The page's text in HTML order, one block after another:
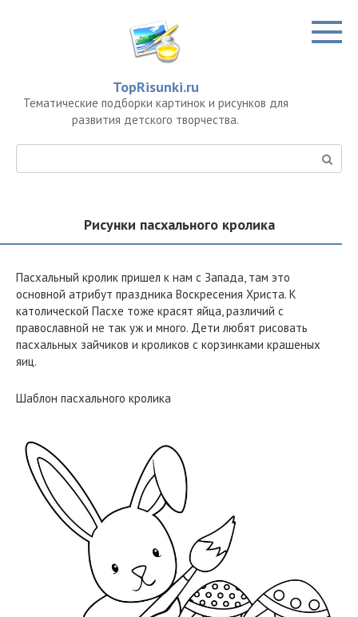
TopRisunki.ru
Тематические подборки картинок и рисунков для
развития детского творчества.
Рисунки пасхального кролика
Пасхальный кролик пришел к нам с Запада, там это
основной атрибут праздника Воскресения Христа. К
католической Пасхе тоже красят яйца, различий с
православной не так уж и много. Дети любят рисовать
пасхальных зайчиков и кроликов с корзинками крашеных
яиц.
Шаблон пасхального кролика